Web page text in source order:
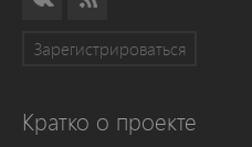
Зарегистрироваться
Кратко о проекте